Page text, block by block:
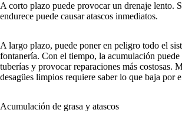
A corto plazo puede provocar un drenaje lento.
endurece puede causar atascos inmediatos.
A largo plazo, puede poner en peligro todo el
fontanería. Con el tiempo, la acumulación puede
tuberías y provocar reparaciones más costosas.
desagües limpios requiere saber lo que baja por
Acumulación de grasa y atascos